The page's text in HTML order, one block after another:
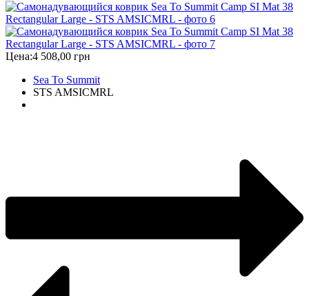
Цена:4 508,00 грн
Sea To Summit
STS AMSICMRL